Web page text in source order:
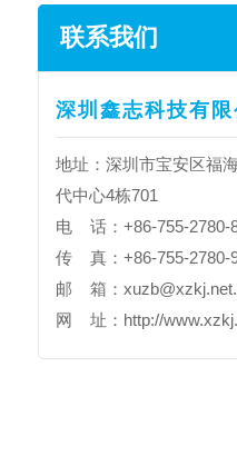
联系我们
深圳鑫志科技有限
地址：深圳市宝安区福
代中心4栋701
电 话：+86-755-2780-
传 真：+86-755-2780-
邮 箱：
网 址： http://